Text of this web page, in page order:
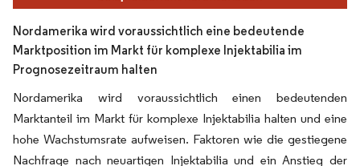
Nordamerika wird voraussichtlich eine bedeutende
Marktposition im Markt für komplexe Injektabilia im
Prognosezeitraum halten
Nordamerika wird voraussichtlich einen bedeutenden
Marktanteil im Markt für komplexe Injektabilia halten und eine
hohe Wachstumsrate aufweisen. Faktoren wie die gestiegene
Nachfrage nach neuartigen Injektabilia und ein Anstieg der